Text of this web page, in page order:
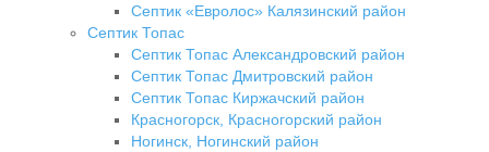
Септик «Евролос» Калязинский район
Септик Топас
Септик Топас Александровский район
Септик Топас Дмитровский район
Септик Топас Киржачский район
Красногорск, Красногорский район
Ногинск, Ногинский район